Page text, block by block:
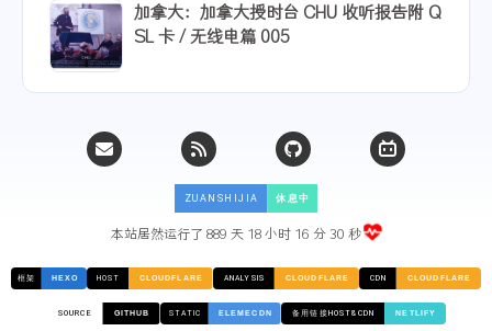
加拿大：加拿大授时台 CHU 收听报告附 Q
SL 卡 / 无线电篇 005
本站居然运行了 889 天18 小时 16 分 31 秒